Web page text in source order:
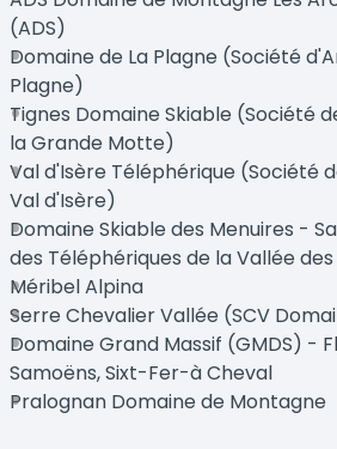
(ADS)
Domaine de La Plagne (Société
Plagne)
Tignes Domaine Skiable (Société
la Grande Motte)
Val d'Isère Téléphérique (Société
Val d'Isère)
Domaine Skiable des Menuires -
des Téléphériques de la Vallée
Méribel Alpina
Serre Chevalier Vallée (SCV
Domaine Grand Massif (GMDS) -
Samoëns, Sixt-Fer-à Cheval
Pralognan Domaine de Montagne